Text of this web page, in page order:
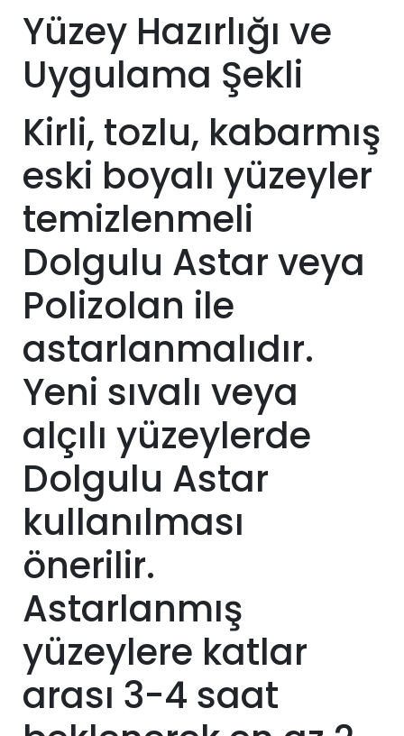
Yüzey Hazırlığı ve
Uygulama Şekli
Kirli, tozlu, kabarmış
eski boyalı yüzeyler
temizlenmeli
Dolgulu Astar veya
Polizolan ile
astarlanmalıdır.
Yeni sıvalı veya
alçılı yüzeylerde
Dolgulu Astar
kullanılması
önerilir.
Astarlanmış
yüzeylere katlar
arası 3-4 saat